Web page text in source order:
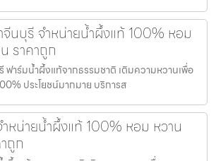
นบุรี จำหน่ายน้ำผึ้งแท้ 100% หอม
ราคาถูก
ฟาร์มน้ำผึ้งแท้จากธรรมชาติ เติมความหวานเพื่อ
ประโยชน์มากมาย บริการส
หน่ายน้ำผึ้งแท้ 100% หอม หวาน
ถูก